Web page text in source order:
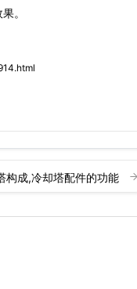
。
构成,冷却塔配件的功能